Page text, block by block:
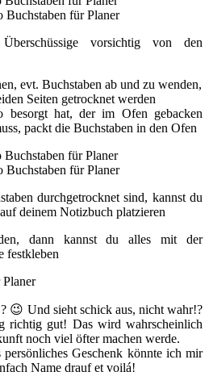
vorsichtig von den
evt. Buchstaben ab und zu wenden,
Seiten getrocknet werden
besorgt hat, der im Ofen gebacken
packt die Buchstaben in den Ofen
durchgetrocknet sind, kannst du
deinem Notizbuch platzieren
dann kannst du alles mit der
festkleben
😉 Und sieht schick aus, nicht wahr!?
richtig gut! Das wird wahrscheinlich
noch viel öfter machen werde.
Geschenk könnte ich mir
Name drauf et voilá!